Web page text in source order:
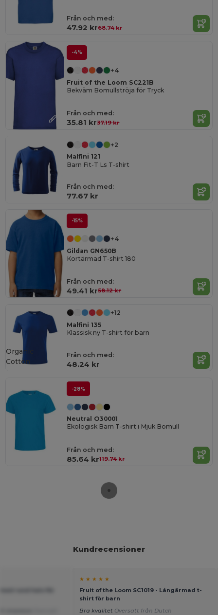
Från och med:
47.92 kr68.74 kr
-4%
+4
Fruit of the Loom SC221B
Bekväm Bomullströja för Tryck
Från och med:
35.81 kr37.19 kr
+2
Malfini 121
Barn Fit-T Ls T-shirt
Från och med:
77.67 kr
-15%
+4
Gildan GN650B
Kortärmad T-shirt 180
Från och med:
49.41 kr58.12 kr
+12
Malfini 135
Klassisk ny T-shirt för barn
Från och med:
48.24 kr
Organic
Cotton
-28%
Neutral O30001
Ekologisk Barn T-shirt i Mjuk Bomull
Från och med:
85.64 kr119.74 kr
Kundrecensioner
★ ★ ★ ★ ★
Fruit of the Loom SC1019 - Långärmad t-
shirt för barn
Bra kvalitet Översatt från Dutch